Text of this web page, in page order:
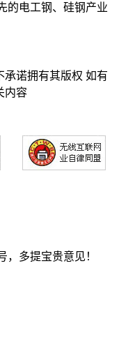
的电工钢、硅钢产业
承诺拥有其版权 如有
内容
，多提宝贵意见！